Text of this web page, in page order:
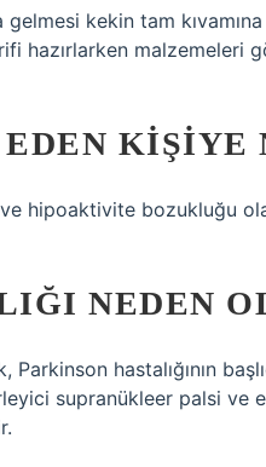
gelmesi kekin tam
hazırlarken malzemeleri
KIŞIYE
hipoaktivite bozukluğu
NEDEN
hastalığının
supranükleer palsi